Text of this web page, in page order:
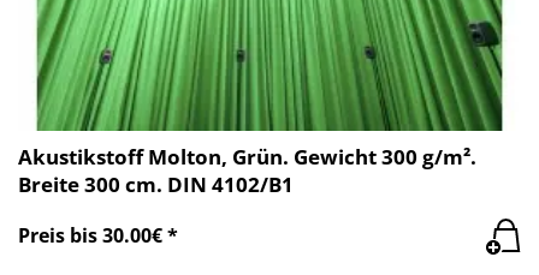
Akustikstoff Molton, Grün. Gewicht 300 g/m².
Breite 300 cm. DIN 4102/B1
Preis bis 30.00€ *